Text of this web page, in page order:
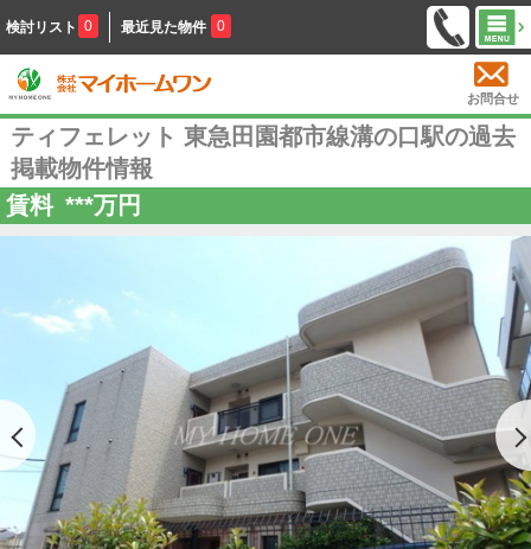
検討リスト 0 最近見た物件 0
お問合せ
ティフェレット 東急田園都市線溝の口駅の過去
掲載物件情報
賃料 ***万円